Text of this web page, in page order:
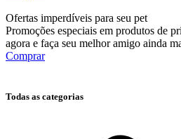
Ofertas imperdíveis para seu pet
Promoções especiais em produtos de
agora e faça seu melhor amigo ainda
Comprar
Todas as categorias